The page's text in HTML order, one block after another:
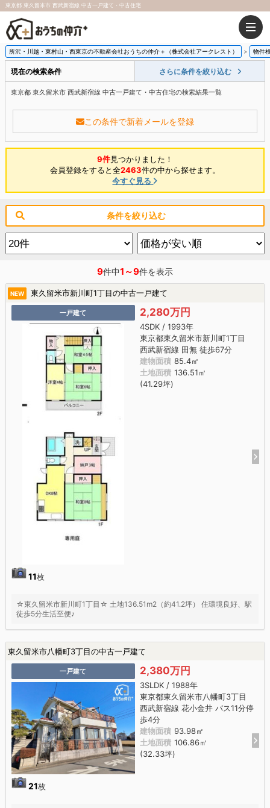
東京都 東久留米市 西武新宿線 中古一戸建て・中古住宅
所沢・川越・東村山・西東京の不動産会社おうちの仲介＋（株式会社アークレスト） 物件
現在の検索条件 さらに条件を絞り込む
東京都 東久留米市 西武新宿線 中古一戸建て・中古住宅の検索結果一覧
この条件で新着メールを登録
9件見つかりました！
会員登録をすると全2463件の中から探せます。
今すぐ見る
条件を絞り込む
9件中1～9件を表示
NEW 東久留米市新川町1丁目の中古一戸建て
一戸建て
11枚
2,280万円
4SDK / 1993年
東京都東久留米市新川町1丁目
西武新宿線 田無 徒歩67分
建物面積 85.4㎡
土地面積 136.51㎡
(41.29坪)
☆東久留米市新川町1丁目☆ 土地136.51m2（約41.2坪） 住環境良好、駅
徒歩5分生活至便♪
東久留米市八幡町3丁目の中古一戸建て
一戸建て
21枚
2,380万円
3SLDK / 1988年
東京都東久留米市八幡町3丁目
西武新宿線 花小金井 バス11分停
歩4分
建物面積 93.98㎡
土地面積 106.86㎡
(32.33坪)